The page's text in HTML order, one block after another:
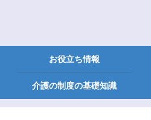
お役立ち情報
介護の制度の基礎知識